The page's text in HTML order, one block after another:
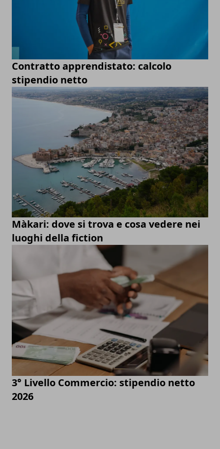
Contratto apprendistato: calcolo
stipendio netto
Màkari: dove si trova e cosa vedere nei
luoghi della fiction
3° Livello Commercio: stipendio netto
2026